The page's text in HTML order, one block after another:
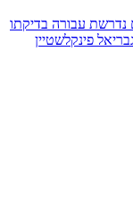
נדרשת עבורה בדיקתו
פינקלשטיין